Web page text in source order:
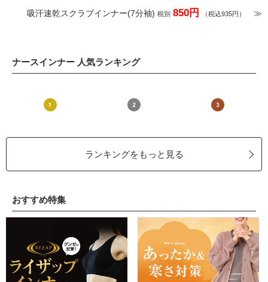
吸汗速乾スクラブインナー(7分袖) 税別 850円 （税込935円） ≫
ナースインナー 人気ランキング
ランキングをもっと見る
おすすめ特集